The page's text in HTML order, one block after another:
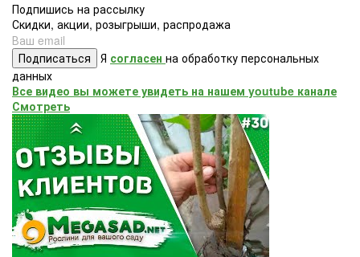
Подпишись на рассылку
Скидки, акции, розыгрыши, распродажа
Подписаться Я согласен на обработку персональных
данных
Все видео вы можете увидеть на нашем youtube канале
Смотреть